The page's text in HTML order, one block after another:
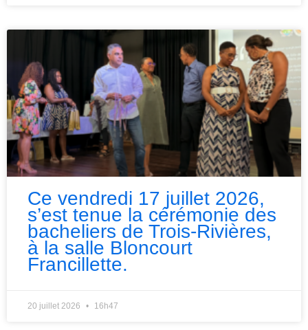
Ce vendredi 17 juillet 2026,
s’est tenue la cérémonie des
bacheliers de Trois-Rivières,
à la salle Bloncourt
Francillette.
20 juillet 2026 16h47